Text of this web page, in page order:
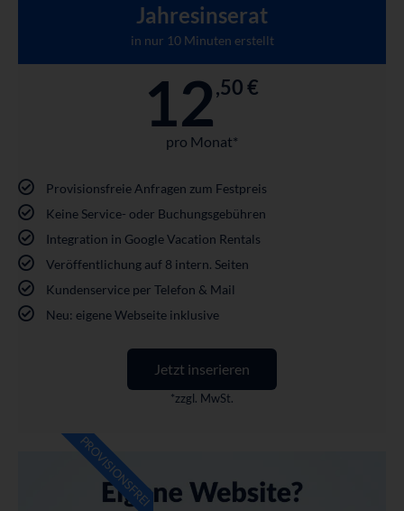
Jahresinserat
in nur 10 Minuten erstellt
12,50 €
pro Monat*
Provisionsfreie Anfragen zum Festpreis
Keine Service- oder Buchungsgebühren
Integration in Google Vacation Rentals
Veröffentlichung auf 8 intern. Seiten
Kundenservice per Telefon & Mail
Neu: eigene Webseite inklusive
Jetzt inserieren
*zzgl. MwSt.
PROVISIONSFREI